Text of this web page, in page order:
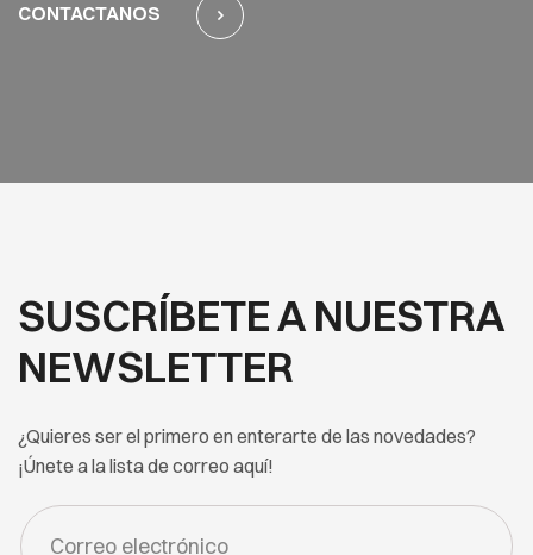
CONTACTANOS
SUSCRÍBETE A NUESTRA
NEWSLETTER
¿Quieres ser el primero en enterarte de las novedades?
¡Únete a la lista de correo aquí!
FORM